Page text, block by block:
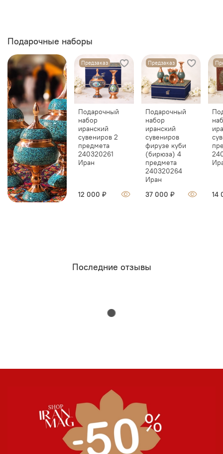
Подарочные наборы
Предзаказ
Подарочный
набор
иранский
сувениров 2
предмета
240320261
Иран
12 000 ₽
Предзаказ
Подарочный
набор
иранский
сувениров
фирузе куби
(бирюза) 4
предмета
240320264
Иран
37 000 ₽
14
Последние отзывы